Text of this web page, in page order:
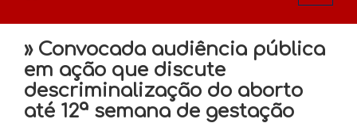
» Convocada audiência pública
em ação que discute
descriminalização do aborto
até 12ª semana de gestação